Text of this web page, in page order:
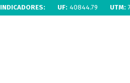
INDICADORES: UF: 40844.79 UTM: